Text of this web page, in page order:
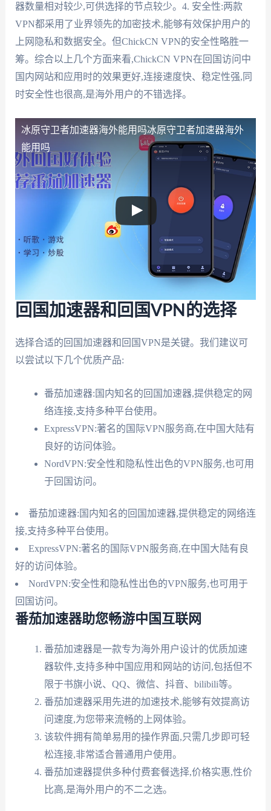
器数量相对较少,可供选择的节点较少。4. 安全性:两款
VPN都采用了业界领先的加密技术,能够有效保护用户的
上网隐私和数据安全。但ChickCN VPN的安全性略胜一
筹。综合以上几个方面来看,ChickCN VPN在回国访问中
国内网站和应用时的效果更好,连接速度快、稳定性强,同
时安全性也很高,是海外用户的不错选择。
冰原守卫者加速器海外能用吗冰原守卫者加速器海外
能用吗
回国加速器和回国VPN的选择
选择合适的回国加速器和回国VPN是关键。我们建议可
以尝试以下几个优质产品:
番茄加速器:国内知名的回国加速器,提供稳定的网
络连接,支持多种平台使用。
ExpressVPN:著名的国际VPN服务商,在中国大陆有
良好的访问体验。
NordVPN:安全性和隐私性出色的VPN服务,也可用
于回国访问。
番茄加速器:国内知名的回国加速器,提供稳定的网络连
接,支持多种平台使用。
ExpressVPN:著名的国际VPN服务商,在中国大陆有良
好的访问体验。
NordVPN:安全性和隐私性出色的VPN服务,也可用于
回国访问。
番茄加速器助您畅游中国互联网
番茄加速器是一款专为海外用户设计的优质加速
器软件,支持多种中国应用和网站的访问,包括但不
限于书旗小说、QQ、微信、抖音、bilibili等。
番茄加速器采用先进的加速技术,能够有效提高访
问速度,为您带来流畅的上网体验。
该软件拥有简单易用的操作界面,只需几步即可轻
松连接,非常适合普通用户使用。
番茄加速器提供多种付费套餐选择,价格实惠,性价
比高,是海外用户的不二之选。